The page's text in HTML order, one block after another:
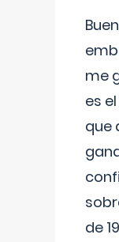
me
es
que
de